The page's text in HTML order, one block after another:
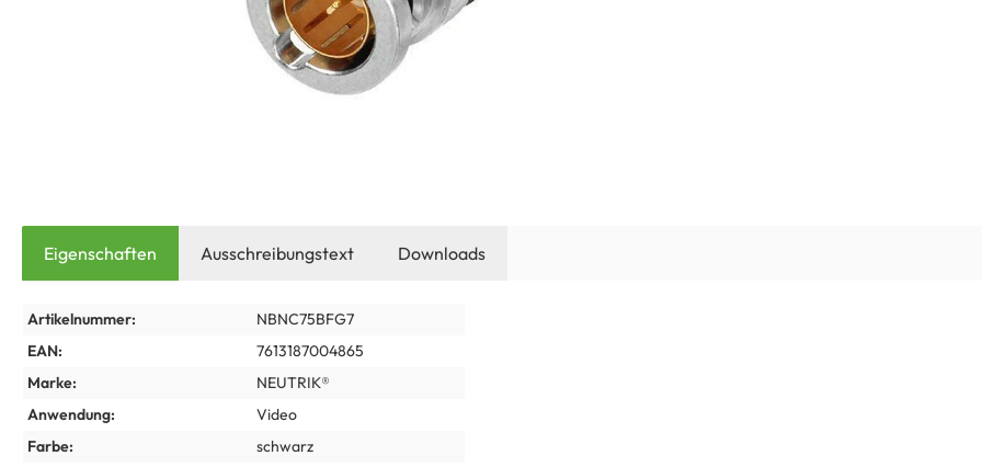
Eigenschaften Ausschreibungstext Downloads
Artikelnummer:
NBNC75BFG7
EAN:
7613187004865
Marke:
NEUTRIK®
Anwendung:
Video
Farbe:
schwarz